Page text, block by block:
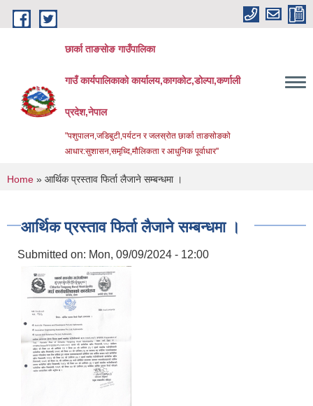
Skip to main content
छार्का ताङसोङ गाउँपालिका
गाउँ कार्यपालिकाको कार्यालय,कागकोट,डोल्पा,कर्णाली
प्रदेश,नेपाल
"पशुपालन,जडिबुटी,पर्यटन र जलस्रोत छार्का ताङसोङको
आधार:सुशासन,समृध्दि,मौलिकता र आधुनिक पूर्वाधार''
You are here
Home » आर्थिक प्रस्ताव फिर्ता लैजाने सम्बन्धमा ।
आर्थिक प्रस्ताव फिर्ता लैजाने सम्बन्धमा ।
Submitted on: Mon, 09/09/2024 - 12:00